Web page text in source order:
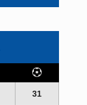
31